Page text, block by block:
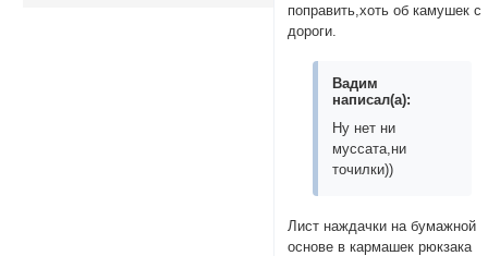
поправить,хоть об камушек с
дороги.
Вадим
написал(а):
Ну нет ни
муссата,ни
точилки))
Лист наждачки на бумажной
основе в кармашек рюкзака